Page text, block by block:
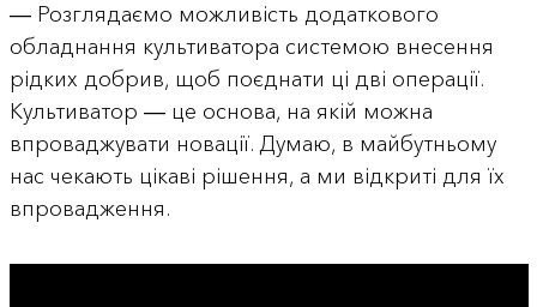
― Розглядаємо можливість додаткового
обладнання культиватора системою внесення
рідких добрив, щоб поєднати ці дві операції.
Культиватор ― це основа, на якій можна
впроваджувати новації. Думаю, в майбутньому
нас чекають цікаві рішення, а ми відкриті для їх
впровадження.